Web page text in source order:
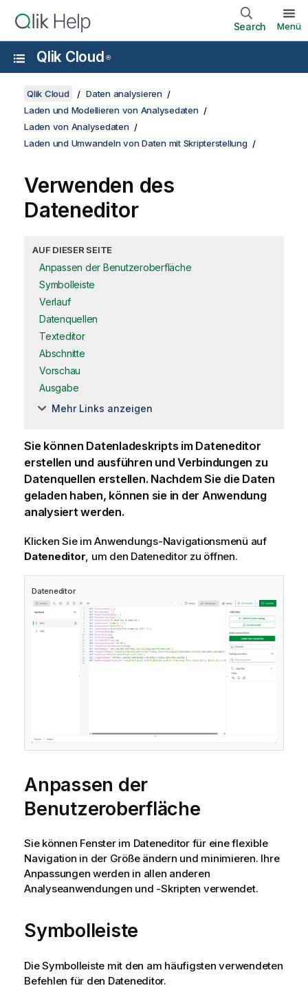
Search Menü
Qlik Cloud ®
Qlik Cloud
Daten analysieren
Laden und Modellieren von Analysedaten
Laden von Analysedaten
Laden und Umwandeln von Daten mit Skripterstellung
Verwenden des
Dateneditor
AUF DIESER SEITE
Anpassen der Benutzeroberfläche
Symbolleiste
Verlauf
Datenquellen
Texteditor
Abschnitte
Vorschau
Ausgabe
Mehr Links anzeigen
Sie können Datenladeskripts im Dateneditor
erstellen und ausführen und Verbindungen zu
Datenquellen erstellen. Nachdem Sie die Daten
geladen haben, können sie in der Anwendung
analysiert werden.
Klicken Sie im Anwendungs-Navigationsmenü auf
Dateneditor, um den Dateneditor zu öffnen.
Dateneditor
Anpassen der
Benutzeroberfläche
Sie können Fenster im Dateneditorfür eine flexible
Navigation in der Größe ändern und minimieren. Ihre
Anpassungen werden in allen anderen
Analyseanwendungen und -Skripten verwendet.
Symbolleiste
Die Symbolleiste mit den am häufigsten verwendeten
Befehlen für den Dateneditor.